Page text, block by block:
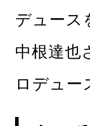
デュース
中根達也
ロデュ